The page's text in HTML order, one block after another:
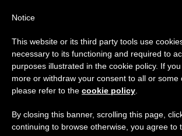
للجمعية المسكونية
الأوروبية الثالثة (1)
Notice
This website or its third party tools use
necessary to its functioning and required to
purposes illustrated in the cookie policy. If
more or withdraw your consent to all or some
please refer to the cookie policy
By closing this banner, scrolling this page,
continuing to browse otherwise, you agree to